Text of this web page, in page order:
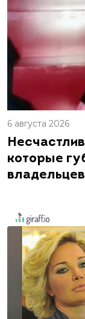
6 августа 2026
которые
владельцев